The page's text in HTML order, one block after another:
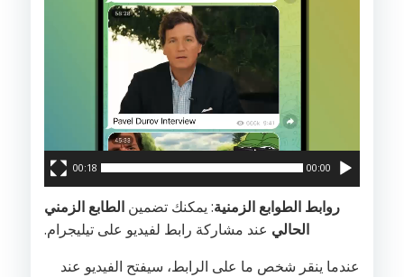
00:00
00:18
روابط الطوابع الزمنية: يمكنك تضمين الطابع الزمني
الحالي عند مشاركة رابط لفيديو على تيليجرام.
عندما ينقر شخص ما على الرابط، سيفتح الفيديو عند